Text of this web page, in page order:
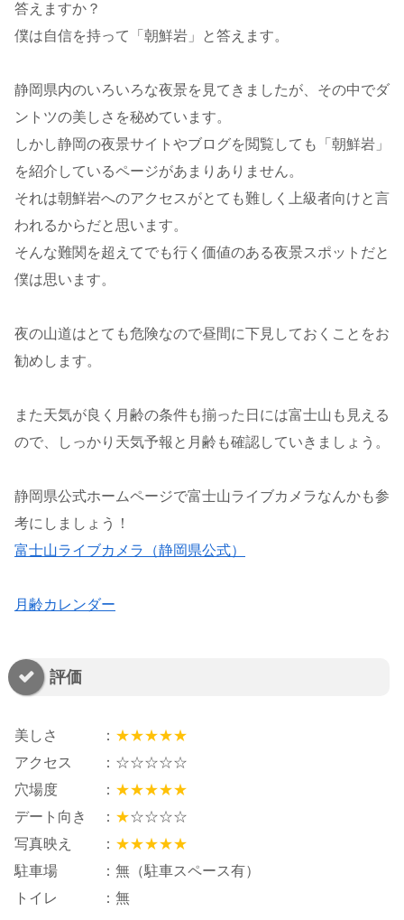
答えますか？
僕は自信を持って「朝鮮岩」と答えます。
静岡県内のいろいろな夜景を見てきましたが、その中でダ
ントツの美しさを秘めています。
しかし静岡の夜景サイトやブログを閲覧しても「朝鮮岩」
を紹介しているページがあまりありません。
それは朝鮮岩へのアクセスがとても難しく上級者向けと言
われるからだと思います。
そんな難関を超えてでも行く価値のある夜景スポットだと
僕は思います。
夜の山道はとても危険なので昼間に下見しておくことをお
勧めします。
また天気が良く月齢の条件も揃った日には富士山も見える
ので、しっかり天気予報と月齢も確認していきましょう。
静岡県公式ホームページで富士山ライブカメラなんかも参
考にしましょう！
富士山ライブカメラ（静岡県公式）
月齢カレンダー
評価
美しさ ： ★★★★★
アクセス ：☆☆☆☆☆
穴場度 ： ★★★★★
デート向き ： ★☆☆☆☆
写真映え ： ★★★★★
駐車場 ：無（駐車スペース有）
トイレ ：無